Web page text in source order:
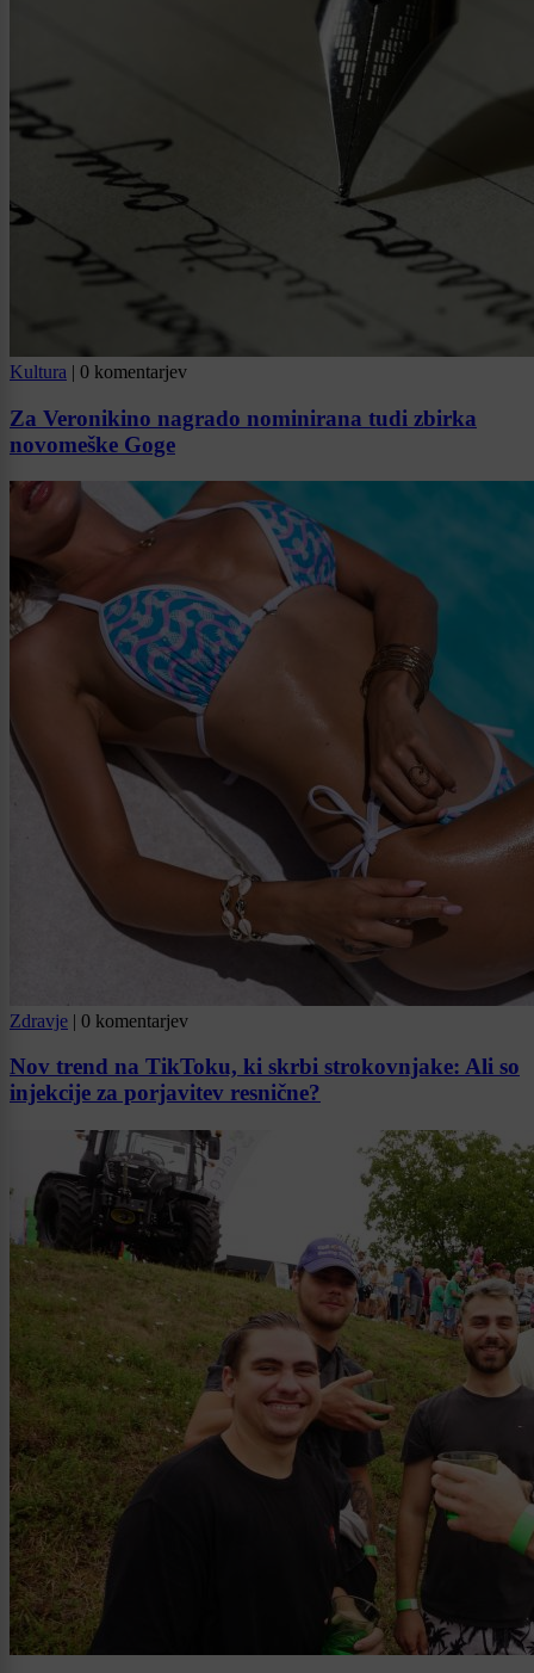
Kultura | 0 komentarjev
Za Veronikino nagrado nominirana tudi zbirka
novomeške Goge
Zdravje | 0 komentarjev
Nov trend na TikToku, ki skrbi strokovnjake: Ali so
injekcije za porjavitev resnične?